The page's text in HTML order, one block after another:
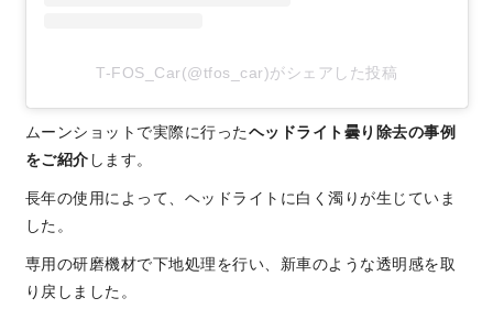
T-FOS_Car(@tfos_car)がシェアした投稿
ムーンショットで実際に行ったヘッドライト曇り除去の事例
をご紹介 します。
長年の使用によって、ヘッドライトに白く濁りが生じていま
した。
専用の研磨機材で下地処理を行い、新車のような透明感を取
り戻しました。